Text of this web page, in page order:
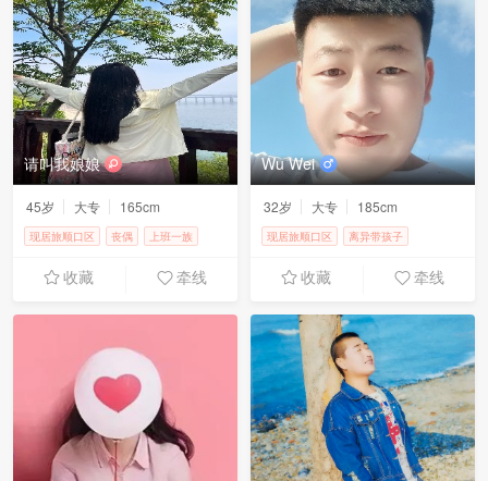
请叫我娘娘
45岁 大专 165cm
现居旅顺口区 丧偶
上班一族
收藏 牵线
Wu Wei
32岁 大专 185cm
现居旅顺口区
离异带孩子
收藏 牵线